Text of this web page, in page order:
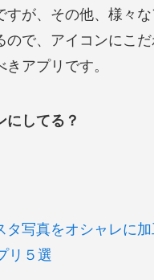
すが、その他、様々
ので、アイコンにこ
アプリです。
にしてる？
タ写真をオシャレに加
リ５選